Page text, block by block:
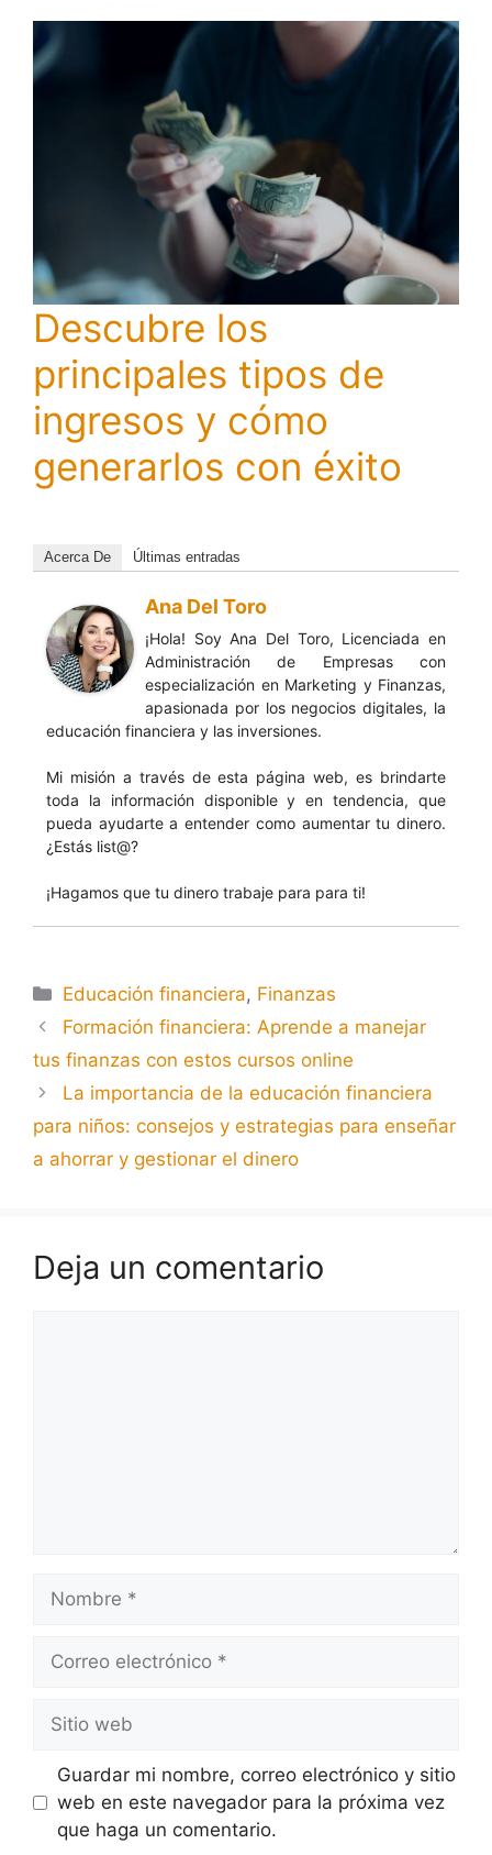
Descubre los
principales tipos de
ingresos y cómo
generarlos con éxito
Acerca De Últimas entradas
Ana Del Toro
¡Hola! Soy Ana Del Toro, Licenciada en
Administración de Empresas con
especialización en Marketing y Finanzas,
apasionada por los negocios digitales, la
educación financiera y las inversiones.
Mi misión a través de esta página web, es brindarte
toda la información disponible y en tendencia, que
pueda ayudarte a entender como aumentar tu dinero.
¿Estás list@?
¡Hagamos que tu dinero trabaje para para ti!
Educación financiera, Finanzas
Formación financiera: Aprende a manejar
tus finanzas con estos cursos online
La importancia de la educación financiera
para niños: consejos y estrategias para enseñar
a ahorrar y gestionar el dinero
Deja un comentario
Guardar mi nombre, correo electrónico y sitio
web en este navegador para la próxima vez
que haga un comentario.